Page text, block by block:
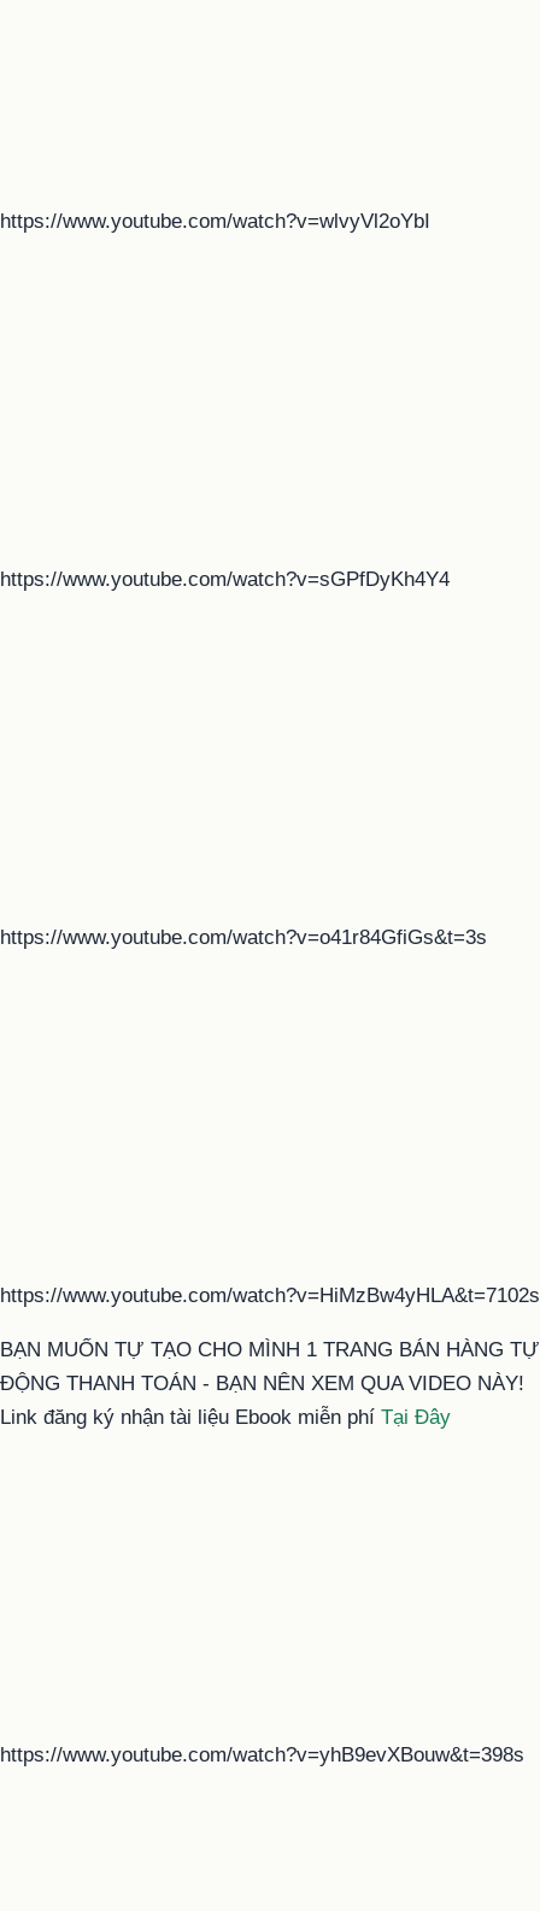
https://www.youtube.com/watch?v=wlvyVl2oYbI
https://www.youtube.com/watch?v=sGPfDyKh4Y4
https://www.youtube.com/watch?v=o41r84GfiGs&t=3s
https://www.youtube.com/watch?v=HiMzBw4yHLA&t=7102s
BẠN MUỐN TỰ TẠO CHO MÌNH 1 TRANG BÁN HÀNG TỰ
ĐỘNG THANH TOÁN - BẠN NÊN XEM QUA VIDEO NÀY!
Link đăng ký nhận tài liệu Ebook miễn phí Tại Đây
https://www.youtube.com/watch?v=yhB9evXBouw&t=398s